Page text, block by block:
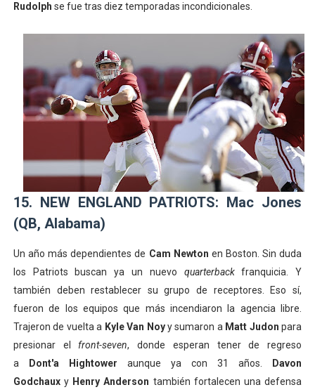
Rudolph se fue tras diez temporadas incondicionales.
15. NEW ENGLAND PATRIOTS: Mac Jones
(QB, Alabama)
Un año más dependientes de Cam Newton en Boston. Sin duda
los Patriots buscan ya un nuevo quarterbackfranquicia. Y
también deben restablecer su grupo de receptores. Eso sí,
fueron de los equipos que más incendiaron la agencia libre.
Trajeron de vuelta a Kyle Van Noyy sumaron a Matt Judonpara
presionar el front-seven, donde esperan tener de regreso
a
Dont'a Hightower aunque ya con 31 años.
Davon
Godchauxy Henry Anderson también fortalecen una defensa